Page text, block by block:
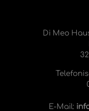
Di Meo
E-Mail: